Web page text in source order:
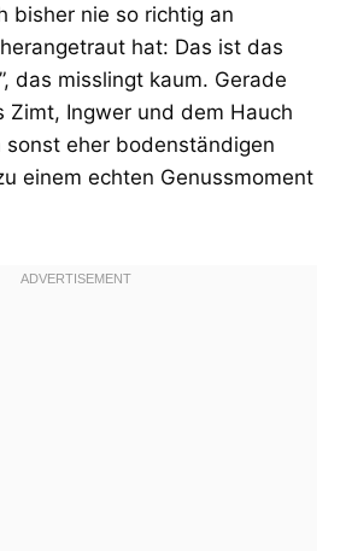
bisher nie so richtig an
hat: Das ist das
das misslingt kaum. Gerade
Zimt, Ingwer und dem Hauch
eher bodenständigen
einem echten Genussmoment